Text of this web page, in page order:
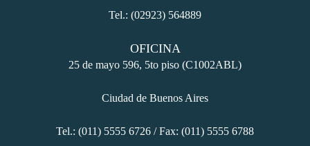
Tel.: (02923) 564889
OFICINA
25 de mayo 596, 5to piso (C1002ABL)
Ciudad de Buenos Aires
Tel.: (011) 5555 6726 / Fax: (011) 5555 6788